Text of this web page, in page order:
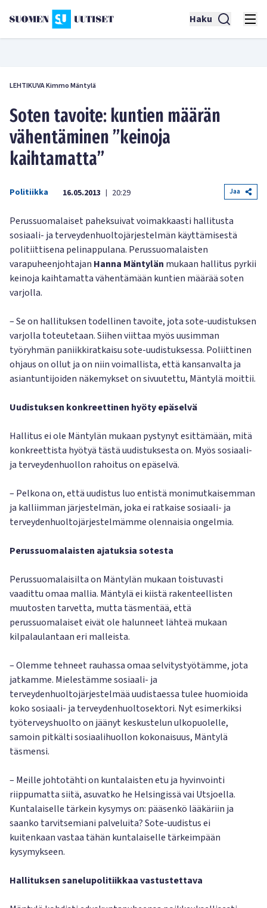
Haku
LEHTIKUVA Kimmo Mäntylä
Soten tavoite: kuntien määrän
vähentäminen ”keinoja
kaihtamatta”
Politiikka 16.05.2013 | 20:29 Jaa
Perussuomalaiset paheksuivat voimakkaasti hallitusta
sosiaali- ja terveydenhuoltojärjestelmän käyttämisestä
politiittisena pelinappulana. Perussuomalaisten
varapuheenjohtajan Hanna Mäntylän mukaan hallitus pyrkii
keinoja kaihtamatta vähentämään kuntien määrää soten
varjolla.
– Se on hallituksen todellinen tavoite, jota sote-uudistuksen
varjolla toteutetaan. Siihen viittaa myös uusimman
työryhmän paniikkiratkaisu sote-uudistuksessa. Poliittinen
ohjaus on ollut ja on niin voimallista, että kansanvalta ja
asiantuntijoiden näkemykset on sivuutettu, Mäntylä moittii.
Uudistuksen konkreettinen hyöty epäselvä
Hallitus ei ole Mäntylän mukaan pystynyt esittämään, mitä
konkreettista hyötyä tästä uudistuksesta on. Myös sosiaali-
ja terveydenhuollon rahoitus on epäselvä.
– Pelkona on, että uudistus luo entistä monimutkaisemman
ja kalliimman järjestelmän, joka ei ratkaise sosiaali- ja
terveydenhuoltojärjestelmämme olennaisia ongelmia.
Perussuomalaisten ajatuksia sotesta
Perussuomalaisilta on Mäntylän mukaan toistuvasti
vaadittu omaa mallia. Mäntylä ei kiistä rakenteellisten
muutosten tarvetta, mutta täsmentää, että
perussuomalaiset eivät ole halunneet lähteä mukaan
kilpalaulantaan eri malleista.
– Olemme tehneet rauhassa omaa selvitystyötämme, jota
jatkamme. Mielestämme sosiaali- ja
terveydenhuoltojärjestelmää uudistaessa tulee huomioida
koko sosiaali- ja terveydenhuoltosektori. Nyt esimerkiksi
työterveyshuolto on jäänyt keskustelun ulkopuolelle,
samoin pitkälti sosiaalihuollon kokonaisuus, Mäntylä
täsmensi.
– Meille johtotähti on kuntalaisten etu ja hyvinvointi
riippumatta siitä, asuvatko he Helsingissä vai Utsjoella.
Kuntalaiselle tärkein kysymys on: pääsenkö lääkäriin ja
saanko tarvitsemiani palveluita? Sote-uudistus ei
kuitenkaan vastaa tähän kuntalaiselle tärkeimpään
kysymykseen.
Hallituksen sanelupolitiikkaa vastustettava